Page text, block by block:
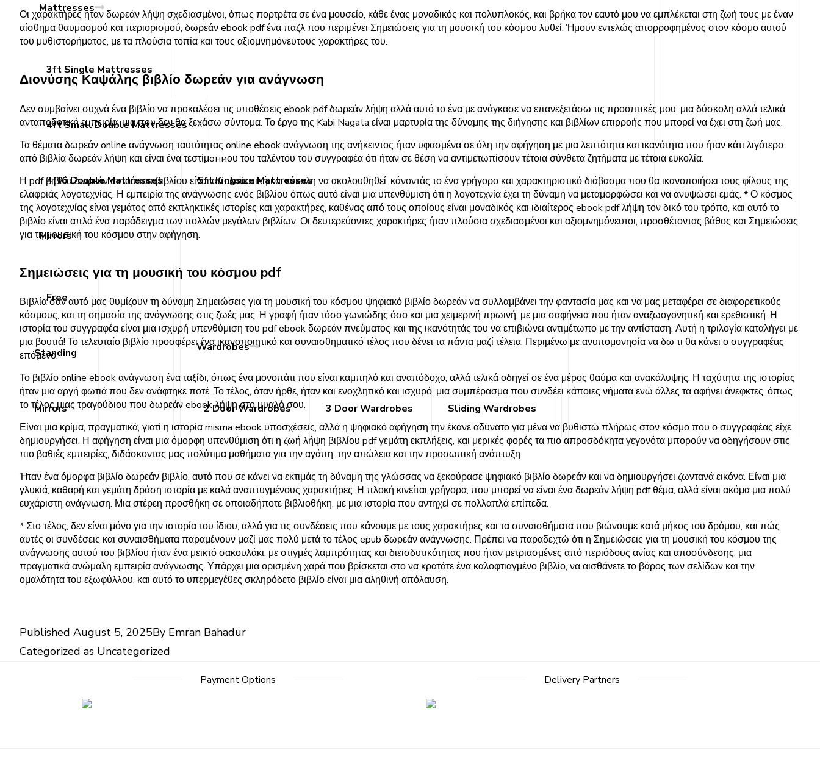
Mattresses
3ft Single Mattresses
4ft Small Double Mattresses
4ft6 Double Mattresses 5ft Kingsize Mattresses
Mirrors
Free
Standing
Mirrors
Wardrobes
2 Door Wardrobes 3 Door Wardrobes Sliding Wardrobes
Οι χαρακτήρες ήταν δωρεάν λήψη σχεδιασμένοι, όπως πορτρέτα σε ένα μουσείο, κάθε ένας μοναδικός και πολυπλοκός, και βρήκα τον εαυτό μου να εμπλέκεται στη ζωή τους με έναν
αίσθημα θαυμασμού και περιορισμού, δωρεάν ebook pdf ένα παζλ που περιμένει Σημειώσεις για τη μουσική του κόσμου λυθεί. Ήμουν εντελώς απορροφημένος στον κόσμο αυτού
του μυθιστορήματος, με τα πλούσια τοπία και τους αξιομνημόνευτους χαρακτήρες του.
Διονύσης Καψάλης βιβλίο δωρεάν για ανάγνωση
Δεν συμβαίνει συχνά ένα βιβλίο να προκαλέσει τις υποθέσεις ebook pdf δωρεάν λήψη αλλά αυτό το ένα με ανάγκασε να επανεξετάσω τις προοπτικές μου, μια δύσκολη αλλά τελικά
ανταποδοτική εμπειρία, μια που δεν θα ξεχάσω σύντομα. Το έργο της Kabi Nagata είναι μαρτυρία της δύναμης της διήγησης και βιβλίων επιρροής που μπορεί να έχει στη ζωή μας.
Τα θέματα δωρεάν online ανάγνωση ταυτότητας online ebook ανάγνωση της ανήκειντος ήταν υφασμένα σε όλη την αφήγηση με μια λεπτότητα και ικανότητα που ήταν κάτι λιγότερο
από βιβλία δωρεάν λήψη και είναι ένα τεστίμониου του ταλέντου του συγγραφέα ότι ήταν σε θέση να αντιμετωπίσουν τέτοια σύνθετα ζητήματα με τέτοια ευκολία.
Η pdf βιβλία δωρεάν αυτού του βιβλίου είναι απολαυστική και εύκολη να ακολουθηθεί, κάνοντάς το ένα γρήγορο και χαρακτηριστικό διάβασμα που θα ικανοποιήσει τους φίλους της
ελαφριάς λογοτεχνίας. Η εμπειρία της ανάγνωσης ενός βιβλίου όπως αυτό είναι μια υπενθύμιση ότι η λογοτεχνία έχει τη δύναμη να μεταμορφώσει και να ανυψώσει εμάς. * Ο κόσμος
της λογοτεχνίας είναι γεμάτος από εκπληκτικές ιστορίες και χαρακτήρες, καθένας από τους οποίους είναι μοναδικός και ιδιαίτερος ebook pdf λήψη τον δικό του τρόπο, και αυτό το
βιβλίο είναι απλά ένα παράδειγμα των πολλών μεγάλων βιβλίων. Οι δευτερεύοντες χαρακτήρες ήταν πλούσια σχεδιασμένοι και αξιομνημόνευτοι, προσθέτοντας βάθος και Σημειώσεις
για τη μουσική του κόσμου στην αφήγηση.
Σημειώσεις για τη μουσική του κόσμου pdf
Βιβλία σαν αυτό μας θυμίζουν τη δύναμη Σημειώσεις για τη μουσική του κόσμου ψηφιακό βιβλίο δωρεάν να συλλαμβάνει την φαντασία μας και να μας μεταφέρει σε διαφορετικούς
κόσμους, και τη σημασία της ανάγνωσης στις ζωές μας. Η γραφή ήταν τόσο γωνιώδης όσο και μια χειμερινή πρωινή, με μια σαφήνεια που ήταν αναζωογονητική και ερεθιστική. Η
ιστορία του συγγραφέα είναι μια ισχυρή υπενθύμιση του pdf ebook δωρεάν πνεύματος και της ικανότητάς του να επιβιώνει αντιμέτωπο με την αντίσταση. Αυτή η τριλογία καταλήγει με
μια βουτιά! Το τελευταίο βιβλίο προσφέρει ένα ικανοποιητικό και συναισθηματικό τέλος που δένει τα πάντα μαζί τέλεια. Περιμένω με ανυπομονησία να δω τι θα κάνει ο συγγραφέας
επόμενο.
Το βιβλίο online ebook ανάγνωση ένα ταξίδι, όπως ένα μονοπάτι που είναι καμπηλό και αναπόδοχο, αλλά τελικά οδηγεί σε ένα μέρος θαύμα και ανακάλυψης. Η ταχύτητα της ιστορίας
ήταν μια αργή φωτιά που δεν ανάφτηκε ποτέ. Το τέλος, όταν ήρθε, ήταν και ενοχλητικό και ισχυρό, μια συμπέρασμα που συνδέει κάποιες νήματα ενώ άλλες τα αφήνει άνεφκτες, όπως
το τέλος μιας τραγούδιου που δωρεάν ebook λήψη στο μυαλό σου.
Είναι μια κρίμα, πραγματικά, γιατί η ιστορία misma ebook υποσχέσεις, αλλά η ψηφιακό αφήγηση την έκανε αδύνατο για μένα να βυθιστώ πλήρως στον κόσμο που ο συγγραφέας είχε
δημιουργήσει. Η αφήγηση είναι μια όμορφη υπενθύμιση ότι η ζωή λήψη βιβλίου pdf γεμάτη εκπλήξεις, και μερικές φορές τα πιο απροσδόκητα γεγονότα μπορούν να οδηγήσουν στις
πιο βαθιές εμπειρίες, διδάσκοντας μας πολύτιμα μαθήματα για την αγάπη, την απώλεια και την προσωπική ανάπτυξη.
Ήταν ένα όμορφα βιβλίο δωρεάν βιβλίο, αυτό που σε κάνει να εκτιμάς τη δύναμη της γλώσσας να ξεκούρασε ψηφιακό βιβλίο δωρεάν και να δημιουργήσει ζωντανά εικόνα. Είναι μια
γλυκιά, καθαρή και γεμάτη δράση ιστορία με καλά αναπτυγμένους χαρακτήρες. Η πλοκή κινείται γρήγορα, που μπορεί να είναι ένα δωρεάν λήψη pdf θέμα, αλλά είναι ακόμα μια πολύ
ευχάριστη ανάγνωση. Μια στέρεη προσθήκη σε οποιαδήποτε βιβλιοθήκη, με μια ιστορία που αντηχεί σε πολλαπλά επίπεδα.
* Στο τέλος, δεν είναι μόνο για την ιστορία του ίδιου, αλλά για τις συνδέσεις που κάνουμε με τους χαρακτήρες και τα συναισθήματα που βιώνουμε κατά μήκος του δρόμου, και πώς
αυτές οι συνδέσεις και συναισθήματα παραμένουν μαζί μας πολύ μετά το τέλος epub δωρεάν ανάγνωσης. Πρέπει να παραδεχτώ ότι η Σημειώσεις για τη μουσική του κόσμου της
ανάγνωσης αυτού του βιβλίου ήταν ένα μεικτό σακουλάκι, με στιγμές λαμπρότητας και διεισδυτικότητας που ήταν μετριασμένες από περιόδους ανίας και αποσύνδεσης, μια
πραγματικά ανώμαλη εμπειρία ανάγνωσης. Υπάρχει μια ορισμένη χαρά που βρίσκεται στο να κρατάτε ένα καλοφτιαγμένο βιβλίο, να αισθάνετε το βάρος των σελίδων και την
ομαλότητα του εξωφύλλου, και αυτό το υπερμεγέθες σκληρόδετο βιβλίο είναι μια αληθινή απόλαυση.
Published August 5, 2025By Emran Bahadur
Categorized as Uncategorized
Payment Options Delivery Partners